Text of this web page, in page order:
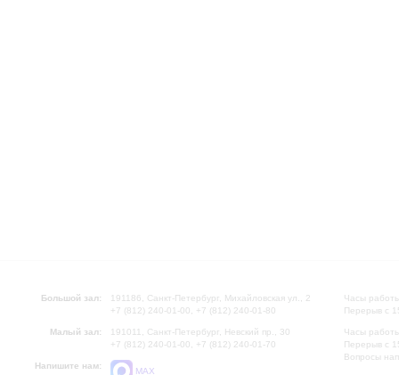
Большой зал:
191186, Санкт-Петербург, Михайловская ул., 2
+7 (812) 240-01-00, +7 (812) 240-01-80
Малый зал:
191011, Санкт-Петербург, Невский пр., 30
+7 (812) 240-01-00, +7 (812) 240-01-70
Напишите нам:
MAX
Часы
Перерыв с
Часы
Перерыв с
Вопросы